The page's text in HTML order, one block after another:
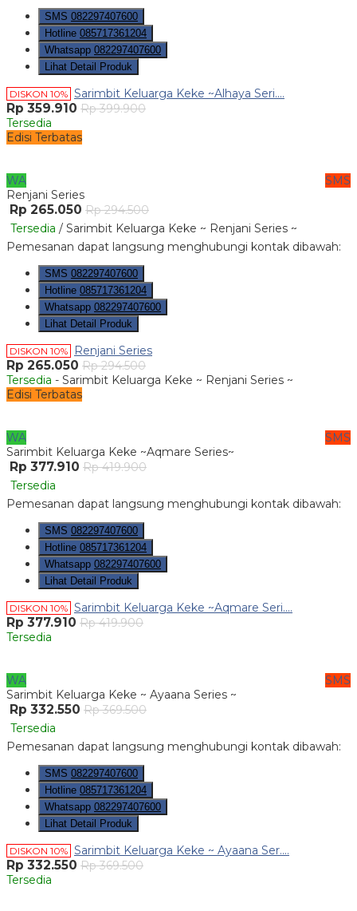
SMS 082297407600
Hotline 085717361204
Whatsapp 082297407600
Lihat Detail Produk
DISKON 10% Sarimbit Keluarga Keke ~Alhaya Seri....
Rp 359.910 Rp 399.900
Tersedia
Edisi Terbatas
WA
SMS
Renjani Series
Rp 265.050 Rp 294.500
Tersedia / Sarimbit Keluarga Keke ~ Renjani Series ~
Pemesanan dapat langsung menghubungi kontak dibawah:
SMS 082297407600
Hotline 085717361204
Whatsapp 082297407600
Lihat Detail Produk
DISKON 10% Renjani Series
Rp 265.050 Rp 294.500
Tersedia - Sarimbit Keluarga Keke ~ Renjani Series ~
Edisi Terbatas
WA
SMS
Sarimbit Keluarga Keke ~Aqmare Series~
Rp 377.910 Rp 419.900
Tersedia
Pemesanan dapat langsung menghubungi kontak dibawah:
SMS 082297407600
Hotline 085717361204
Whatsapp 082297407600
Lihat Detail Produk
DISKON 10% Sarimbit Keluarga Keke ~Aqmare Seri....
Rp 377.910 Rp 419.900
Tersedia
WA
SMS
Sarimbit Keluarga Keke ~ Ayaana Series ~
Rp 332.550 Rp 369.500
Tersedia
Pemesanan dapat langsung menghubungi kontak dibawah:
SMS 082297407600
Hotline 085717361204
Whatsapp 082297407600
Lihat Detail Produk
DISKON 10% Sarimbit Keluarga Keke ~ Ayaana Ser....
Rp 332.550 Rp 369.500
Tersedia